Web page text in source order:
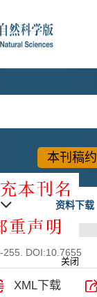
本刊稿约
资料下载
255. DOI:10.7655
XML下载
关闭